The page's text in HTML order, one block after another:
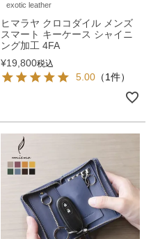
exotic leather
ヒマラヤ クロコダイル メンズ
スマート キーケース シャイニ
ング加工 4FA
¥19,800税込
5.00 （1件）